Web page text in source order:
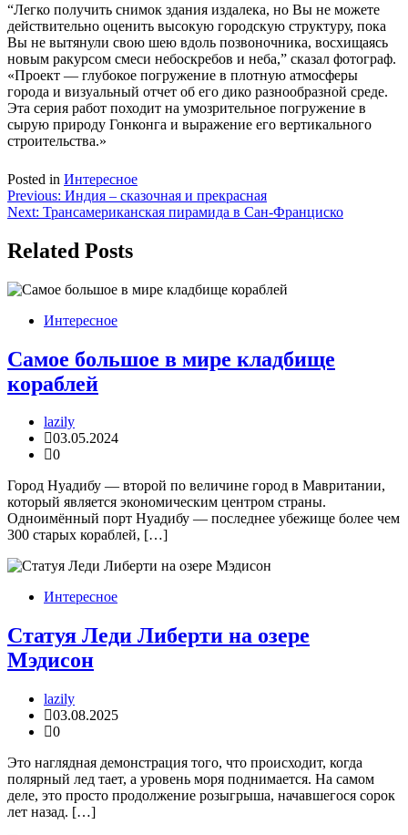
“Легко получить снимок здания издалека, но Вы не можете
действительно оценить высокую городскую структуру, пока
Вы не вытянули свою шею вдоль позвоночника, восхищаясь
новым ракурсом смеси небоскребов и неба,” сказал фотограф.
«Проект — глубокое погружение в плотную атмосферы
города и визуальный отчет об его дико разнообразной среде.
Эта серия работ походит на умозрительное погружение в
сырую природу Гонконга и выражение его вертикального
строительства.»
Posted in Интересное
Навигация
по
записям
Previous: Индия – сказочная и прекрасная
Next: Трансамериканская пирамида в Сан-Франциско
Related Posts
Интересное
Самое большое в мире кладбище
кораблей
lazily
03.05.2024
0
Город Нуадибу — второй по величине город в Мавритании,
который является экономическим центром страны.
Одноимённый порт Нуадибу — последнее убежище более чем
300 старых кораблей, […]
Интересное
Статуя Леди Либерти на озере
Мэдисон
lazily
03.08.2025
0
Это наглядная демонстрация того, что происходит, когда
полярный лед тает, а уровень моря поднимается. На самом
деле, это просто продолжение розыгрыша, начавшегося сорок
лет назад. […]